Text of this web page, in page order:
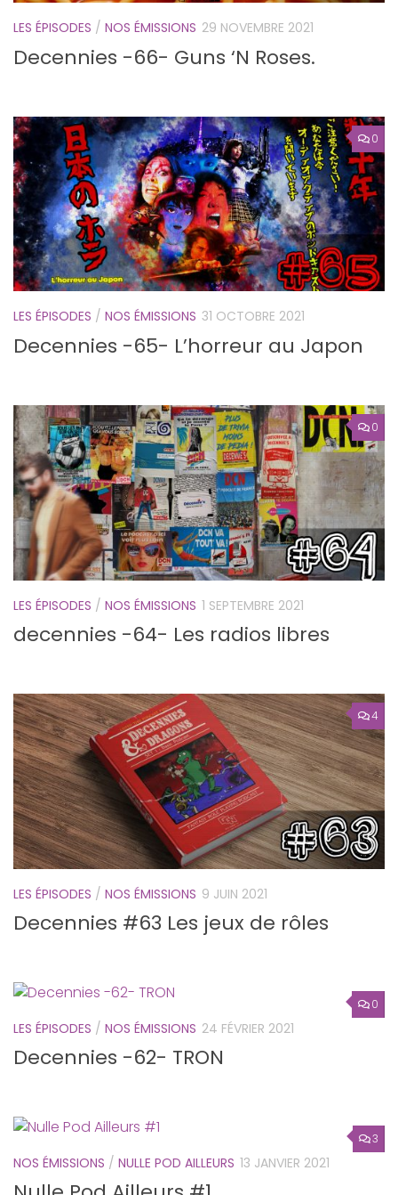
LES ÉPISODES / NOS ÉMISSIONS 29 NOVEMBRE 2021
Decennies -66- Guns ‘N Roses.
0
LES ÉPISODES / NOS ÉMISSIONS 31 OCTOBRE 2021
Decennies -65- L’horreur au Japon
0
LES ÉPISODES / NOS ÉMISSIONS 1 SEPTEMBRE 2021
decennies -64- Les radios libres
4
LES ÉPISODES / NOS ÉMISSIONS 9 JUIN 2021
Decennies #63 Les jeux de rôles
0
LES ÉPISODES / NOS ÉMISSIONS 24 FÉVRIER 2021
Decennies -62- TRON
3
NOS ÉMISSIONS / NULLE POD AILLEURS 13 JANVIER 2021